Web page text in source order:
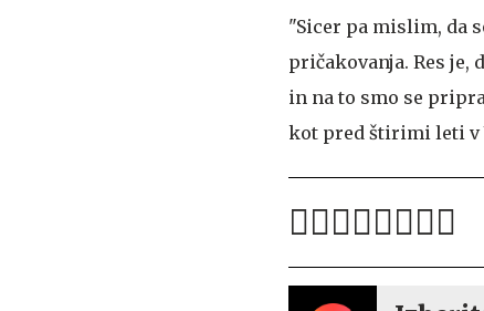
"Sicer pa mislim, da
pričakovanja. Res je,
in na to smo se
kot pred štirimi leti v